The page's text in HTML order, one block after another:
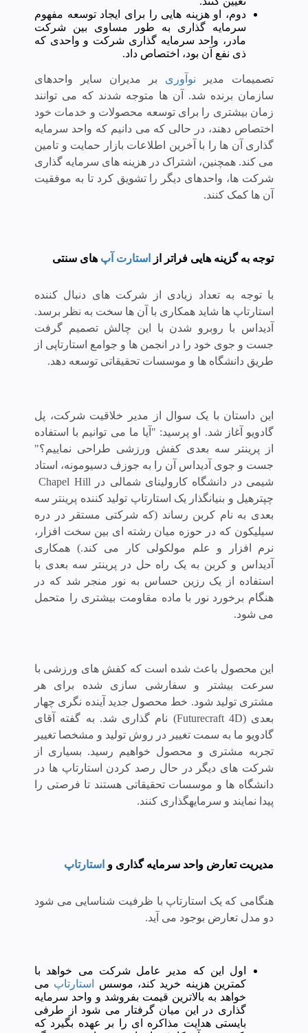
دوم، او هزینه هایی را برای ایجاد توسعه مفهوم
سرمایه گذاری به طور مساوی بین شرکت
مادر، واحد سرمایه گذاری شرکت و واحدی که
ذی نفع آن بود، اختصاص داد.
تصمیمات مدیر نوآوری بر مدیران سایر واحدهای
سازمان برنده شد. آن ها متوجه شدند که می توانند
زمان بیشتری را برای توسعه محصولات و خدمات خود
اختصاص دهند، در حالی که می دانیم که واحد سرمایه
گذاری آن ها را با آخرین اطلاعات بازار حمایت و تامین
می کند. همچنین، اشتراک در هزینه های سرمایه گذاری
شرکت ها، واحدهای دیگر را تشویق کرد تا به موفقیت
آن ها کمک کنند.
توجه به گزینه هایی فراتر از استارت آپ های سنتی
با توجه به تعداد زیادی از شرکت های دنبال کننده
استارتاپ ها شاید همکاری با آن ها سخت به نظر برسد.
آدیداس با روبرو شدن با این چالش تصمیم گرفت
جست و جوی خود را در انجمن ها و جوامع استارتاپی از
طریق دانشگاه ها و موسسات تحقیقاتی توسعه دهد.
این داستان با یک سوال از مدیر خلاقیت شرکت، پل
گادویو آغاز شد. او پرسید: "آیا ما می توانیم با استفاده
از پرینتر سه بعدی کفش ورزشی طراحی نماییم؟"
جست و جوی آدیداس آن را به جوزف دسیومونه، استاد
شیمی در دانشگاه کارولینای شمالی در Chapel Hill
چپترهیل و بنیانگذار یک استارتاپ تولید کننده پرینتر سه
بعدی به نام کربن رساند (که شرکتی مستقر در دره
سیلیکون که در حوزه میان رشته ای بین سخت افزار،
نرم افزار و علم مولکولی کار می کند.) همکاری
آدیداس و کربن به یک راه حل در پرینتر سه بعدی با
استفاده از یک رزین حساس به نور منجر شد که در
هنگام برخورد نور با ماده مقاومت بیشتری را متحمل
می شود.
این محصول باعث شده است که کفش های ورزشی با
سرعت بیشتر و سفارشی سازی شده برای هر
مشتری تولید شود. خط محصول جدید آینده نگری چهار
بعدی (Futurecraft 4D) نام گذاری شد.
به گفته آقای
گادویو ما به سمت تغییر در روش تولید و مشخصا تغییر
تجربه مشتری و محصول خواهیم رسید. بسیاری از
شرکت های دیگر در حال رصد کردن استارتاپ ها در
دانشگاه ها و موسسات تحقیقاتی هستند تا فرصتی را
پیدا نمایند و سرمایه­گذاری کنند.
مدیریت تعارض واحد سرمایه گذاری و استارتاپ
هنگامی که یک استارتاپ با ظرفیت شناسایی می شود
دو مدل تعارض بوجود می آید.
اول این که مدیر عامل شرکت می خواهد با
کمترین هزینه خرید کند، موسس
استارتاپ می
خواهد به بالاترین قیمت بفروشد و واحد سرمایه
گذاری در این میان گرفتار می شود از طرفی
بایستی هدایت مذاکره ای را بر عهده بگیرد که